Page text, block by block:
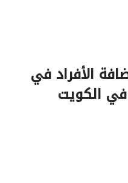
الأفراد في
الكويت